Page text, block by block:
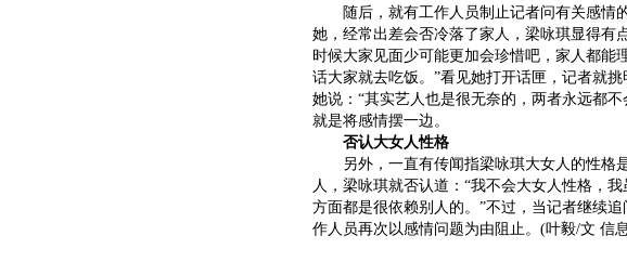
随后，就有工作人员制止记者问有关感情
她，经常出差会否冷落了家人，梁咏琪显得有
时候大家见面少可能更加会珍惜吧，家人都能
话大家就去吃饭。”看见她打开话匣，记者就
她说：“其实艺人也是很无奈的，两者永远都
就是将感情摆一边。
否认大女人性格
另外，一直有传闻指梁咏琪大女人的性格
人，梁咏琪就否认道：“我不会大女人性格，
方面都是很依赖别人的。”不过，当记者继续
作人员再次以感情问题为由阻止。(叶毅/文 信